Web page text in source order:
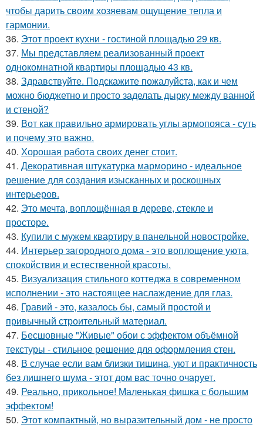
чтобы дарить своим хозяевам ощущение тепла и
гармонии.
36. Этот проект кухни - гостиной площадью 29 кв.
37. Мы представляем реализованный проект
однокомнатной квартиры площадью 43 кв.
38. Здравствуйте. Подскажите пожалуйста, как и чем
можно бюджетно и просто заделать дырку между ванной
и стеной?
39. Вот как правильно армировать углы армопояса - суть
и почему это важно.
40. Хорошая работа своих денег стоит.
41. Декоративная штукатурка марморино - идеальное
решение для создания изысканных и роскошных
интерьеров.
42. Это мечта, воплощённая в дереве, стекле и
просторе.
43. Купили с мужем квартиру в панельной новостройке.
44. Интерьер загородного дома - это воплощение уюта,
спокойствия и естественной красоты.
45. Визуализация стильного коттеджа в современном
исполнении - это настоящее наслаждение для глаз.
46. Гравий - это, казалось бы, самый простой и
привычный строительный материал.
47. Бесшовные "Живые" обои с эффектом объёмной
текстуры - стильное решение для оформления стен.
48. В случае если вам близки тишина, уют и практичность
без лишнего шума - этот дом вас точно очарует.
49. Реально, прикольное! Маленькая фишка с большим
эффектом!
50. Этот компактный, но выразительный дом - не просто